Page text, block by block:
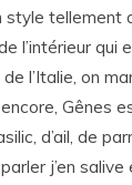
tellement
l’intérieur
l’Italie, on
Gênes
d’ail, de
j’en